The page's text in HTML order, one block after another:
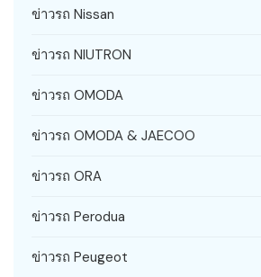
ข่าวรถ Nissan
ข่าวรถ NIUTRON
ข่าวรถ OMODA
ข่าวรถ OMODA & JAECOO
ข่าวรถ ORA
ข่าวรถ Perodua
ข่าวรถ Peugeot